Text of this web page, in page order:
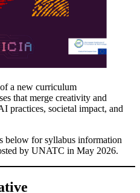
a new curriculum
that merge creativity and
practices, societal impact, and
below for syllabus information
by UNATC in May 2026.